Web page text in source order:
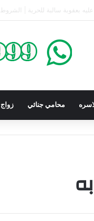
تحت الإنشاء | أهم البنود
محامي جنائي